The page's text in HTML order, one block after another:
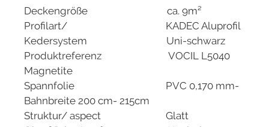
Deckengröße ca. 9m²
Profilart/ KADEC Aluprofil
Kedersystem Uni-schwarz
Produktreferenz VOCIL L5040
Magnetite
Spannfolie PVC 0,170 mm-
Bahnbreite 200 cm- 215cm
Struktur/ aspect Glatt